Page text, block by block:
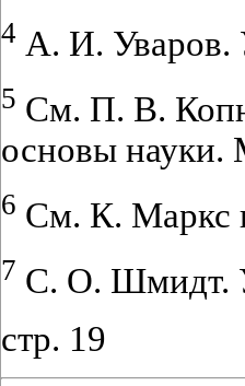
4 А. И. Уваров.
5 См. П. В.
основы науки.
6 См. К. Маркс
7 С. О. Шмидт.
стр. 19